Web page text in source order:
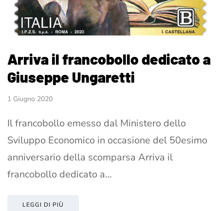
Arriva il francobollo dedicato a
Giuseppe Ungaretti
1 Giugno 2020
Il francobollo emesso dal Ministero dello
Sviluppo Economico in occasione del 50esimo
anniversario della scomparsa Arriva il
francobollo dedicato a…
LEGGI DI PIÙ